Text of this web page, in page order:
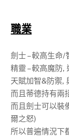
職業
劍士 – 較高生命
精靈 – 較高魔防,
天賦加智&防禦,
而且蒂德持有兩
而且劍士可以裝
爾之怒)
所以普遍情況下